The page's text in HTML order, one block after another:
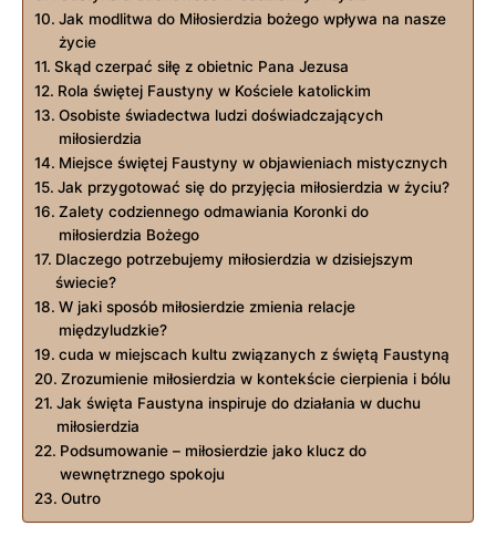
Jak modlitwa do Miłosierdzia bożego wpływa na nasze
życie
Skąd ​czerpać siłę ​z obietnic Pana⁢ Jezusa
Rola świętej Faustyny w Kościele katolickim
Osobiste świadectwa ludzi doświadczających
miłosierdzia
Miejsce świętej Faustyny w objawieniach mistycznych
Jak przygotować się do przyjęcia miłosierdzia w życiu?
Zalety ‍codziennego odmawiania ⁣Koronki do
⁢miłosierdzia Bożego
Dlaczego potrzebujemy miłosierdzia w dzisiejszym
świecie?
W jaki sposób ​miłosierdzie zmienia relacje
międzyludzkie?
cuda w miejscach kultu związanych ​z świętą​ Faustyną
Zrozumienie miłosierdzia​ w kontekście cierpienia i bólu
Jak święta Faustyna inspiruje ⁤do‌ działania w duchu⁢
miłosierdzia
Podsumowanie – miłosierdzie jako klucz do
wewnętrznego spokoju
Outro